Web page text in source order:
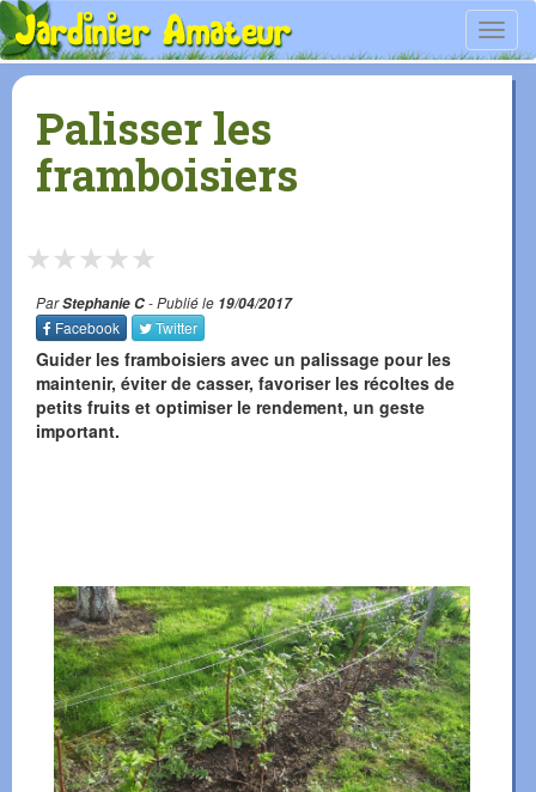
Palisser les
framboisiers
★
★
★
★
★
ParStephanie C- Publié le 19/04/2017
Facebook
Twitter
Guider les framboisiers avec un palissage pour les
maintenir, éviter de casser, favoriser les récoltes de
petits fruits et optimiser le rendement, un geste
important.